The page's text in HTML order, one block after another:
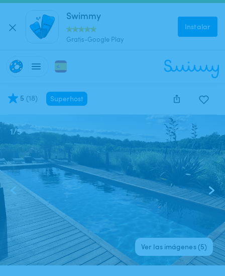
Swimmy
Gratis-Google Play
Instalar
5 (18) Superhost
1/5
Ver las imágenes (5)